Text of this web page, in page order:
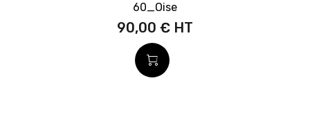
60_Oise
90,00 €